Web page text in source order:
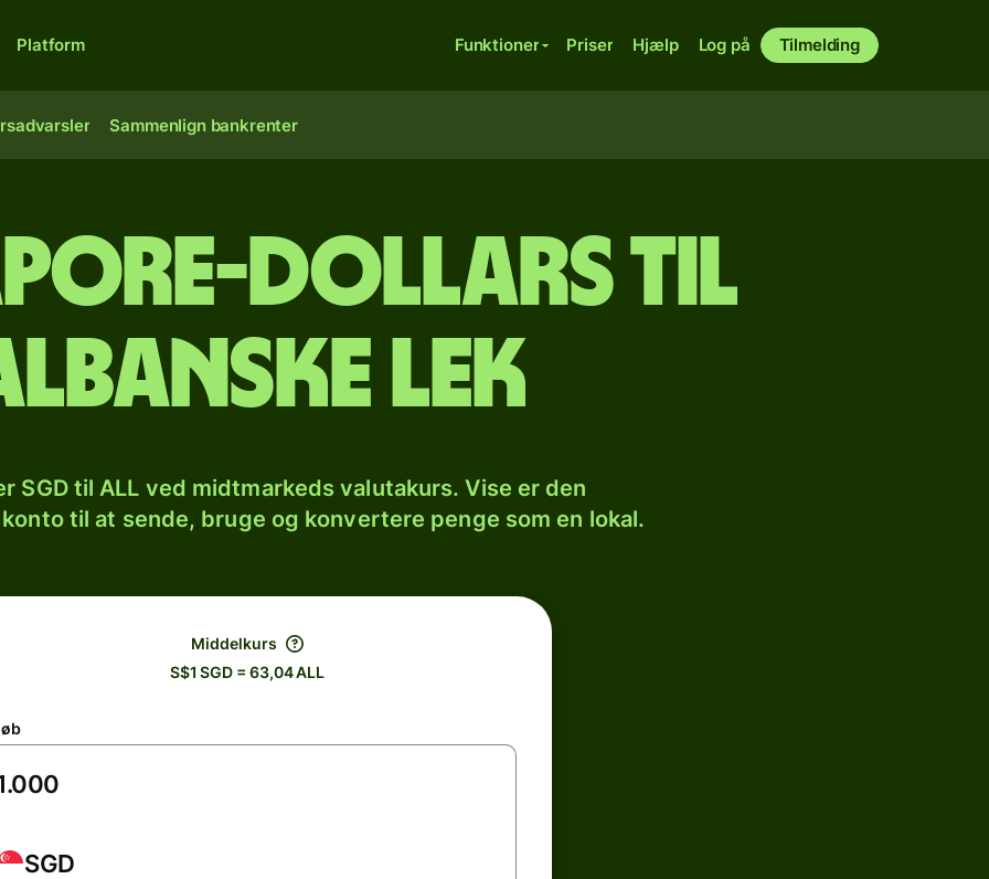
Platform Funktioner Priser Hjælp Log på Tilmelding
Sammenlign bankrenter
dollars til
lek
SGD til ALL ved midtmarkeds valutakurs. Vise er den
til at sende, bruge og konvertere penge som en lokal.
Middelkurs
S$1 SGD = 63,04 ALL
SGD